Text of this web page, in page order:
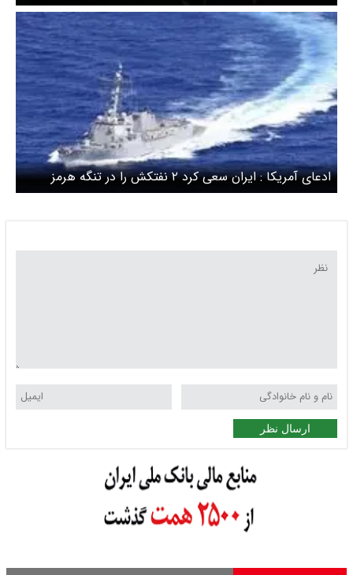
ادعای آمریکا : ایران سعی کرد ۲ نفتکش را در تنگه هرمز
توقیف کند
ارسال نظر